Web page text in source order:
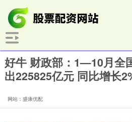
好牛 财政部：1—10月全
出225825亿元 同比增长
网站：盛康优配